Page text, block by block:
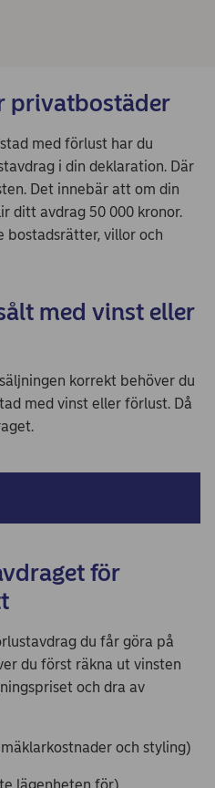
privatbostäder
med förlust har du
i din deklaration. Där
Det innebär att om din
ditt avdrag 50 000 kronor.
bostadsrätter, villor och
med vinst eller
korrekt behöver du
med vinst eller förlust. Då
för
du får göra på
du först räkna ut vinsten
och dra av
och styling)